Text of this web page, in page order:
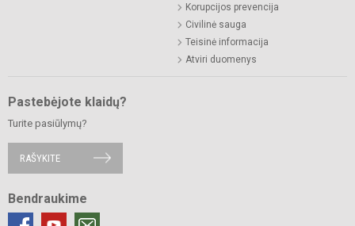
Korupcijos prevencija
Civilinė sauga
Teisinė informacija
Atviri duomenys
Pastebėjote klaidų?
Turite pasiūlymų?
RAŠYKITE
Bendraukime